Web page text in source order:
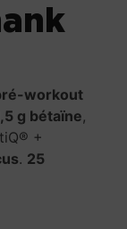
workout
g bétaïne,
+
. 25